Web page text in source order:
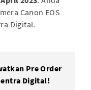
Canon EOS
Digital.
Pre Order
Digital!